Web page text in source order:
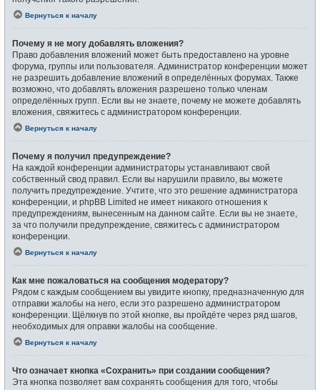
Вернуться к началу
Почему я не могу добавлять вложения?
Право добавления вложений может быть предоставлено на уровне
форума, группы или пользователя. Администратор конференции может
не разрешить добавление вложений в определённых форумах. Также
возможно, что добавлять вложения разрешено только членам
определённых групп. Если вы не знаете, почему не можете добавлять
вложения, свяжитесь с администратором конференции.
Вернуться к началу
Почему я получил предупреждение?
На каждой конференции администраторы устанавливают свой
собственный свод правил. Если вы нарушили правило, вы можете
получить предупреждение. Учтите, что это решение администратора
конференции, и phpBB Limited не имеет никакого отношения к
предупреждениям, вынесенным на данном сайте. Если вы не знаете,
за что получили предупреждение, свяжитесь с администратором
конференции.
Вернуться к началу
Как мне пожаловаться на сообщения модератору?
Рядом с каждым сообщением вы увидите кнопку, предназначенную для
отправки жалобы на него, если это разрешено администратором
конференции. Щёлкнув по этой кнопке, вы пройдёте через ряд шагов,
необходимых для оправки жалобы на сообщение.
Вернуться к началу
Что означает кнопка «Сохранить» при создании сообщения?
Эта кнопка позволяет вам сохранять сообщения для того, чтобы